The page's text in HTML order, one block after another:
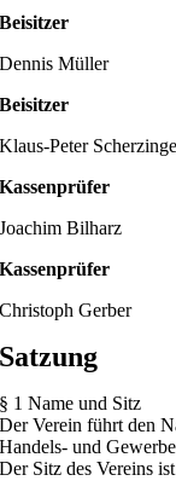
Beisitzer
Dennis Müller
Beisitzer
Klaus-Peter
Kassenprüfer
Joachim Bilharz
Kassenprüfer
Christoph Gerber
Satzung
§ 1 Name und Sitz
Der Verein führt den
Handels- und
Der Sitz des Vereins